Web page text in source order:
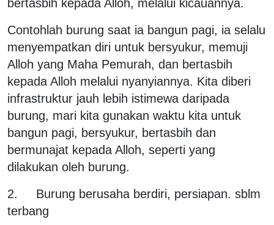
bertasbih kepada Alloh, melalui kicauannya.
Contohlah burung saat ia bangun pagi, ia selalu
menyempatkan diri untuk bersyukur, memuji
Alloh yang Maha Pemurah, dan bertasbih
kepada Alloh melalui nyanyiannya. Kita diberi
infrastruktur jauh lebih istimewa daripada
burung, mari kita gunakan waktu kita untuk
bangun pagi, bersyukur, bertasbih dan
bermunajat kepada Alloh, seperti yang
dilakukan oleh burung.
2. Burung berusaha berdiri, persiapan. sblm
terbang